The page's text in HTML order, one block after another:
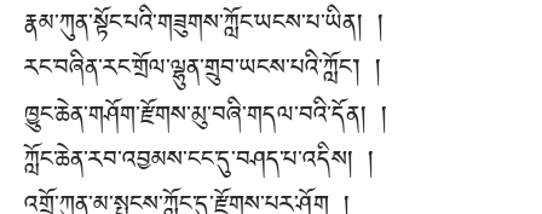
རྣམ་ཀུན་སྟོང་པའི་གཟུགས་ཀློང་ཡངས་པ་ཡིན། །
རང་བཞིན་རང་གྲོལ་ལྷུན་གྲུབ་ཡངས་པའི་ཀློང༌། །
ཁྱུང་ཆེན་གཤོག་རྫོགས་མུ་བཞི་གདལ་བའི་དོན། །
ཀློང་ཆེན་རབ་འབྱམས་ངང་དུ་བཤད་པ་འདིས། །